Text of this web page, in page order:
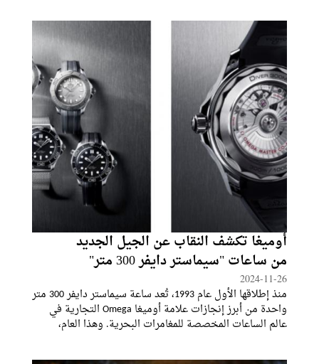
Abu Dhabi بقطر ٤٢مم و٣٣مم – في إشادة كلاسيكية بلمسات
صحراوية آسرة.تمثّل هاتان
أوميغا تكشف النقاب عن الجيل الجديد
من ساعات "سيماستر دايفر 300 متر"
2024-11-26
منذ إطلاقها الأول عام 1993، تُعد ساعة سيماستر دايفر 300 متر
واحدة من أبرز إنجازات علامة أوميغا Omega التجارية في
عالم الساعات المخصصة للمغامرات البحرية. وهذا العام،